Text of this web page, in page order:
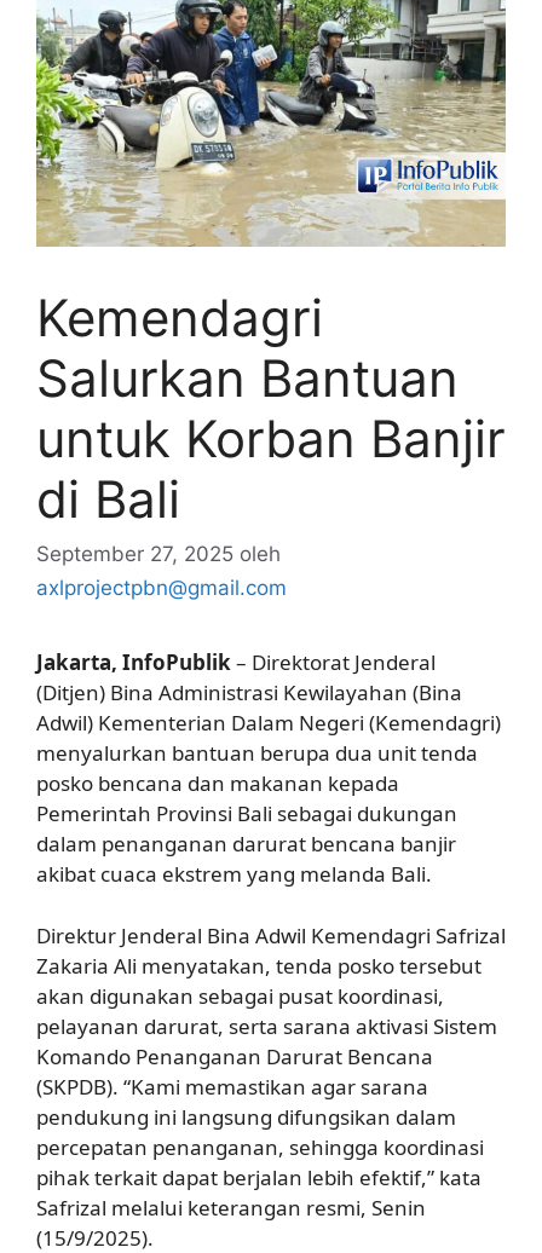
Kemendagri
Salurkan Bantuan
untuk Korban Banjir
di Bali
September 27, 2025 oleh
axlprojectpbn@gmail.com
Jakarta, InfoPublik– Direktorat Jenderal
(Ditjen) Bina Administrasi Kewilayahan (Bina
Adwil) Kementerian Dalam Negeri (Kemendagri)
menyalurkan bantuan berupa dua unit tenda
posko bencana dan makanan kepada
Pemerintah Provinsi Bali sebagai dukungan
dalam penanganan darurat bencana banjir
akibat cuaca ekstrem yang melanda Bali.
Direktur Jenderal Bina Adwil Kemendagri Safrizal
Zakaria Ali menyatakan, tenda posko tersebut
akan digunakan sebagai pusat koordinasi,
pelayanan darurat, serta sarana aktivasi Sistem
Komando Penanganan Darurat Bencana
(SKPDB). “Kami memastikan agar sarana
pendukung ini langsung difungsikan dalam
percepatan penanganan, sehingga koordinasi
pihak terkait dapat berjalan lebih efektif,” kata
Safrizal melalui keterangan resmi, Senin
(15/9/2025).